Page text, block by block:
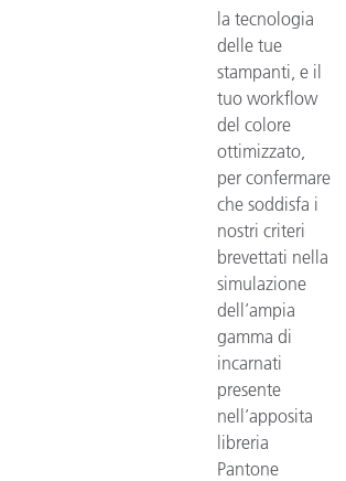
la tecnologia
delle tue
stampanti, e il
tuo workflow
del colore
ottimizzato,
per confermare
che soddisfa i
nostri criteri
brevettati nella
simulazione
dell’ampia
gamma di
incarnati
presente
nell’apposita
libreria
Pantone